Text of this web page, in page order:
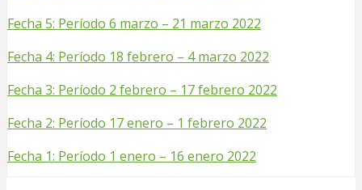
Fecha 5: Período 6 marzo – 21 marzo 2022
Fecha 4: Período 18 febrero – 4 marzo 2022
Fecha 3: Período 2 febrero – 17 febrero 2022
Fecha 2: Período 17 enero – 1 febrero 2022
Fecha 1: Período 1 enero – 16 enero 2022